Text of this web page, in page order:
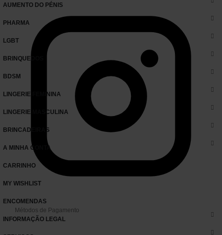
Métodos de Pagamento
AUMENTO DO PÉNIS
PHARMA
LGBT
BRINQUEDOS
BDSM
LINGERIE FEMININA
LINGERIE MASCULINA
BRINCADEIRAS
A MINHA CONTA
CARRINHO
MY WISHLIST
ENCOMENDAS
INFORMAÇÃO LEGAL